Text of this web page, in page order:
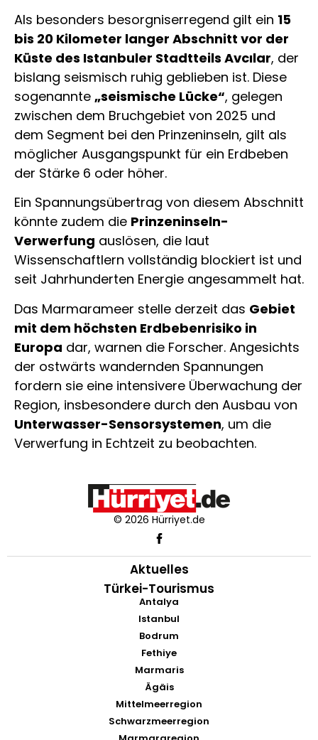
Als besonders besorgniserregend gilt ein 15
bis 20 Kilometer langer Abschnitt vor der
Küste des Istanbuler Stadtteils Avcılar, der
bislang seismisch ruhig geblieben ist. Diese
sogenannte „seismische Lücke“, gelegen
zwischen dem Bruchgebiet von 2025 und
dem Segment bei den Prinzeninseln, gilt als
möglicher Ausgangspunkt für ein Erdbeben
der Stärke 6 oder höher.
Ein Spannungsübertrag von diesem Abschnitt
könnte zudem die Prinzeninseln-
Verwerfung auslösen, die laut
Wissenschaftlern vollständig blockiert ist und
seit Jahrhunderten Energie angesammelt hat.
Das Marmarameer stelle derzeit das Gebiet
mit dem höchsten Erdbebenrisiko in
Europa dar, warnen die Forscher. Angesichts
der ostwärts wandernden Spannungen
fordern sie eine intensivere Überwachung der
Region, insbesondere durch den Ausbau von
Unterwasser-Sensorsystemen, um die
Verwerfung in Echtzeit zu beobachten.
© 2026 Hürriyet.de
Aktuelles
Türkei-Tourismus
Antalya
Istanbul
Bodrum
Fethiye
Marmaris
Ägäis
Mittelmeerregion
Schwarzmeerregion